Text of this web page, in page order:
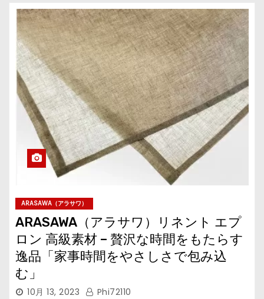
ARASAWA（アラサワ）
ARASAWA（アラサワ）リネント エプ
ロン 高級素材 – 贅沢な時間をもたらす
逸品「家事時間をやさしさで包み込
む」
10月 13, 2023 Phi72110